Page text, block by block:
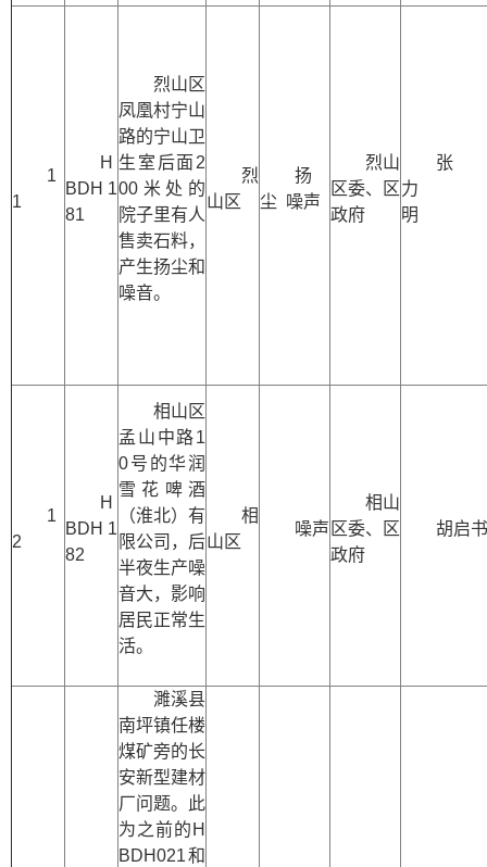
1
1
H
BDH 1
81
烈山区
凤凰村宁山
路的宁山卫
生室后面2
00米处的
院子里有人
售卖石料，
产生扬尘和
噪音。
烈
山区
扬
尘 噪声
烈山
区委、区
政府
张
明
1
2
H
BDH 1
82
相山区
孟山中路1
0号的华润
雪花啤酒
（淮北）有
限公司，后
半夜生产噪
音大，影响
居民正常生
活。
相
山区
噪声
相山
区委、区
政府
胡启
濉溪县
南坪镇任楼
煤矿旁的长
安新型建材
厂问题。此
为之前的H
BDH021和